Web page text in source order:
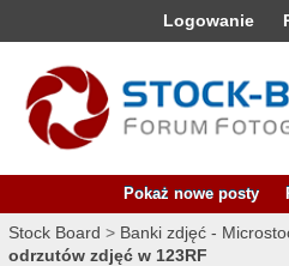
Logowanie
Pokaż nowe posty
Stock Board > Banki zdjęć -
odrzutów zdjęć w 123RF